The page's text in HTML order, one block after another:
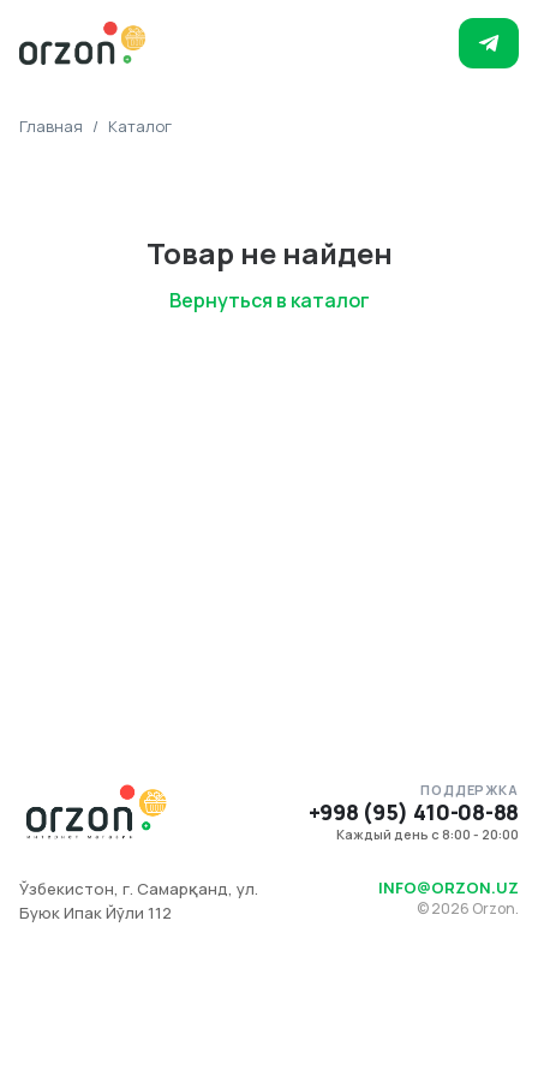
Главная / Каталог
Товар не найден
Вернуться в каталог
ПОДДЕРЖКА
+998 (95) 410-08-88
Каждый день с 8:00 - 20:00
Ўзбекистон, г. Самарқанд, ул.
Буюк Ипак Йўли 112
INFO@ORZON.UZ
©2026 Orzon.